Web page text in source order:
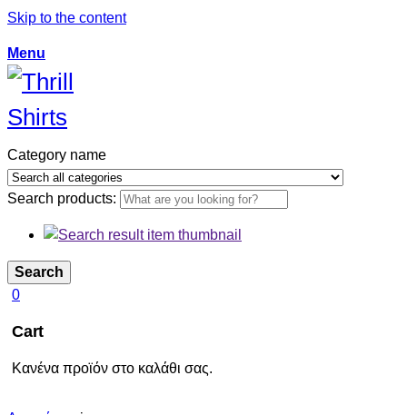
Skip to the content
Menu
Category name
Search products:
Search
0
Cart
Κανένα προϊόν στο καλάθι σας.